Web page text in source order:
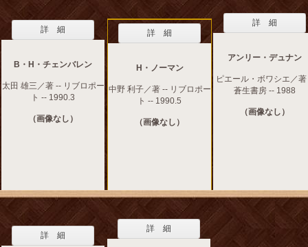
詳 細
B・H・チェンバレン
太田 雄三／著 -- リブロポー
ト -- 1990.3
（画像なし）
詳 細
H・ノーマン
中野 利子／著 -- リブロポー
ト -- 1990.5
（画像なし）
詳 細
アンリー・デュナン
ピエール・ボワシエ／著
蒼生書房 -- 1988
（画像なし）
詳 細
詳 細